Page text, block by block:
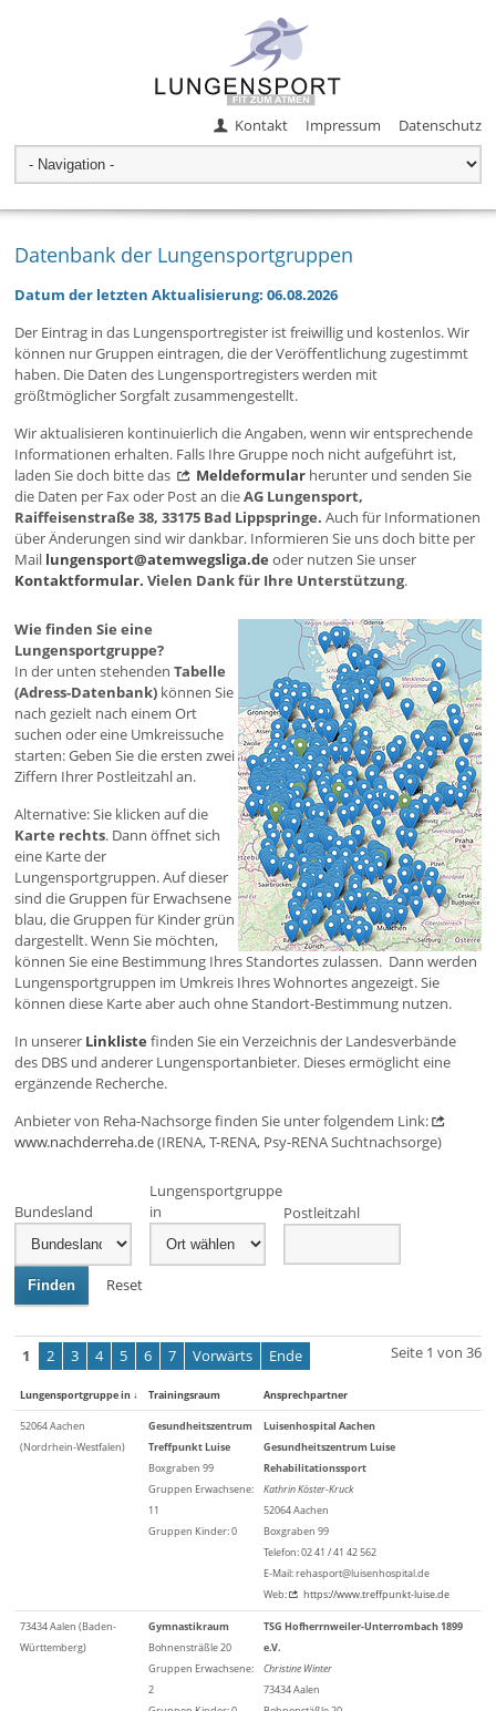
Kontakt Impressum Datenschutz
Datenbank der Lungensportgruppen
Datum der letzten Aktualisierung: 06.08.2026
Der Eintrag in das Lungensportregister ist freiwillig und kostenlos. Wir
können nur Gruppen eintragen, die der Veröffentlichung zugestimmt
haben. Die Daten des Lungensportregisters werden mit
größtmöglicher Sorgfalt zusammengestellt.
Wir aktualisieren kontinuierlich die Angaben, wenn wir entsprechende
Informationen erhalten. Falls Ihre Gruppe noch nicht aufgeführt ist,
laden Sie doch bitte das
Meldeformular herunter und senden Sie
die Daten per Fax oder Post an dieAG Lungensport,
Raiffeisenstraße 38, 33175 Bad Lippspringe. Auch für Informationen
über Änderungen sind wir dankbar. Informieren Sie uns doch bitte per
Mail lungensport@atemwegsliga.de oder nutzen Sie unser
Kontaktformular. Vielen Dank für Ihre Unterstützung.
Wie finden Sie eine
Lungensportgruppe?
In der unten stehenden Tabelle
(Adress-Datenbank) können Sie
nach gezielt nach einem Ort
suchen oder eine Umkreissuche
starten: Geben Sie die ersten zwei
Ziffern Ihrer Postleitzahl an.
Alternative: Sie klicken auf die
Karte rechts. Dann öffnet sich
eine Karte der
Lungensportgruppen. Auf dieser
sind die Gruppen für Erwachsene
blau, die Gruppen für Kinder grün
dargestellt. Wenn Sie möchten,
können Sie eine Bestimmung Ihres Standortes zulassen. Dann werden
Lungensportgruppen im Umkreis Ihres Wohnortes angezeigt. Sie
können diese Karte aber auch ohne Standort-Bestimmung nutzen.
In unserer Linkliste finden Sie ein Verzeichnis der Landesverbände
des DBS und anderer Lungensportanbieter. Dieses ermöglicht eine
ergänzende Recherche.
Anbieter von Reha-Nachsorge finden Sie unter folgendem Link:
www.nachderreha.de(IRENA, T-RENA, Psy-RENA Suchtnachsorge)
Bundesland
Lungensportgruppe
in
Postleitzahl
Finden Reset
Seite 1 von 36
1 2 3 4 5 6 7 Vorwärts Ende
Lungensportgruppe in ↓ Trainingsraum Ansprechpartner
52064 Aachen
(Nordrhein-Westfalen)
Gesundheitszentrum
Treffpunkt Luise
Boxgraben 99
Gruppen Erwachsene:
11
Gruppen Kinder: 0
Luisenhospital Aachen
Gesundheitszentrum Luise
Rehabilitationssport
Kathrin Köster-Kruck
52064 Aachen
Boxgraben 99
Telefon: 02 41 / 41 42 562
E-Mail: rehasport@luisenhospital.de
Web:
https://www.treffpunkt-luise.de
73434 Aalen (Baden-
Württemberg)
Gymnastikraum
Bohnensträßle 20
Gruppen Erwachsene:
2
TSG Hofherrnweiler-Unterrombach 1899
e.V.
Christine Winter
73434 Aalen